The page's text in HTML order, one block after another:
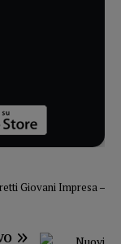
Giovani Impresa –